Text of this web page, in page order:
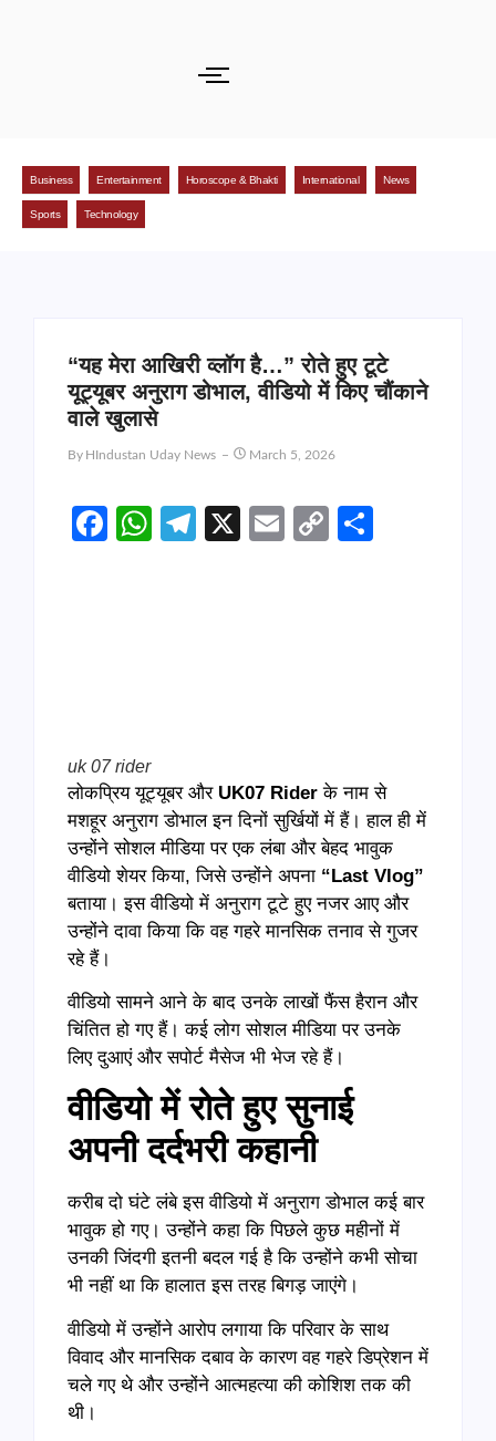
Business Entertainment Horoscope & Bhakti International News
Sports Technology
“यह मेरा आखिरी व्लॉग है…” रोते हुए टूटे
यूट्यूबर अनुराग डोभाल, वीडियो में किए चौंकाने
वाले खुलासे
By HIndustan Uday News March 5, 2026
Facebook
WhatsApp
Telegram
X EmailCopy
uk 07 rider
लोकप्रिय यूट्यूबर और UK07 Rider के नाम से
मशहूर अनुराग डोभाल इन दिनों सुर्खियों में हैं। हाल ही में
उन्होंने सोशल मीडिया पर एक लंबा और बेहद भावुक
वीडियो शेयर किया, जिसे उन्होंने अपना “Last Vlog”
बताया। इस वीडियो में अनुराग टूटे हुए नजर आए और
उन्होंने दावा किया कि वह गहरे मानसिक तनाव से गुजर
रहे हैं।
वीडियो सामने आने के बाद उनके लाखों फैंस हैरान और
चिंतित हो गए हैं। कई लोग सोशल मीडिया पर उनके
लिए दुआएं और सपोर्ट मैसेज भी भेज रहे हैं।
वीडियो में रोते हुए सुनाई
अपनी दर्दभरी कहानी
करीब दो घंटे लंबे इस वीडियो में अनुराग डोभाल कई बार
भावुक हो गए। उन्होंने कहा कि पिछले कुछ महीनों में
उनकी जिंदगी इतनी बदल गई है कि उन्होंने कभी सोचा
भी नहीं था कि हालात इस तरह बिगड़ जाएंगे।
वीडियो में उन्होंने आरोप लगाया कि परिवार के साथ
विवाद और मानसिक दबाव के कारण वह गहरे डिप्रेशन में
चले गए थे और उन्होंने आत्महत्या की कोशिश तक की
थी।